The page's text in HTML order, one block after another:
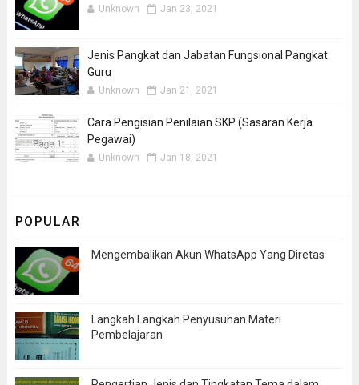
Unknown Jan 23, 2021
Jenis Pangkat dan Jabatan Fungsional Pangkat
Guru
Unknown Jan 21, 2021
Cara Pengisian Penilaian SKP (Sasaran Kerja
Pegawai)
Unknown Jan 18, 2021
POPULAR
Mengembalikan Akun WhatsApp Yang Diretas
Langkah Langkah Penyusunan Materi
Pembelajaran